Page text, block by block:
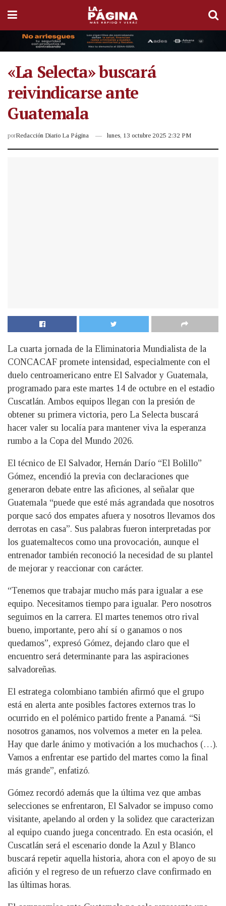
«La Selecta» buscará
reivindicarse ante
Guatemala
porRedacción Diario La Página lunes, 13 octubre 2025 2:32 PM
La cuarta jornada de la Eliminatoria Mundialista de la
CONCACAF promete intensidad, especialmente con el
duelo centroamericano entre El Salvador y Guatemala,
programado para este martes 14 de octubre en el estadio
Cuscatlán. Ambos equipos llegan con la presión de
obtener su primera victoria, pero La Selecta buscará
hacer valer su localía para mantener viva la esperanza
rumbo a la Copa del Mundo 2026.
El técnico de El Salvador, Hernán Darío “El Bolillo”
Gómez, encendió la previa con declaraciones que
generaron debate entre las aficiones, al señalar que
Guatemala “puede que esté más agrandada que nosotros
porque sacó dos empates afuera y nosotros llevamos dos
derrotas en casa”. Sus palabras fueron interpretadas por
los guatemaltecos como una provocación, aunque el
entrenador también reconoció la necesidad de su plantel
de mejorar y reaccionar con carácter.
“Tenemos que trabajar mucho más para igualar a ese
equipo. Necesitamos tiempo para igualar. Pero nosotros
seguimos en la carrera. El martes tenemos otro rival
bueno, importante, pero ahí sí o ganamos o nos
quedamos”, expresó Gómez, dejando claro que el
encuentro será determinante para las aspiraciones
salvadoreñas.
El estratega colombiano también afirmó que el grupo
está en alerta ante posibles factores externos tras lo
ocurrido en el polémico partido frente a Panamá. “Si
nosotros ganamos, nos volvemos a meter en la pelea.
Hay que darle ánimo y motivación a los muchachos (…).
Vamos a enfrentar ese partido del martes como la final
más grande”, enfatizó.
Gómez recordó además que la última vez que ambas
selecciones se enfrentaron, El Salvador se impuso como
visitante, apelando al orden y la solidez que caracterizan
al equipo cuando juega concentrado. En esta ocasión, el
Cuscatlán será el escenario donde la Azul y Blanco
buscará repetir aquella historia, ahora con el apoyo de su
afición y el regreso de un refuerzo clave confirmado en
las últimas horas.